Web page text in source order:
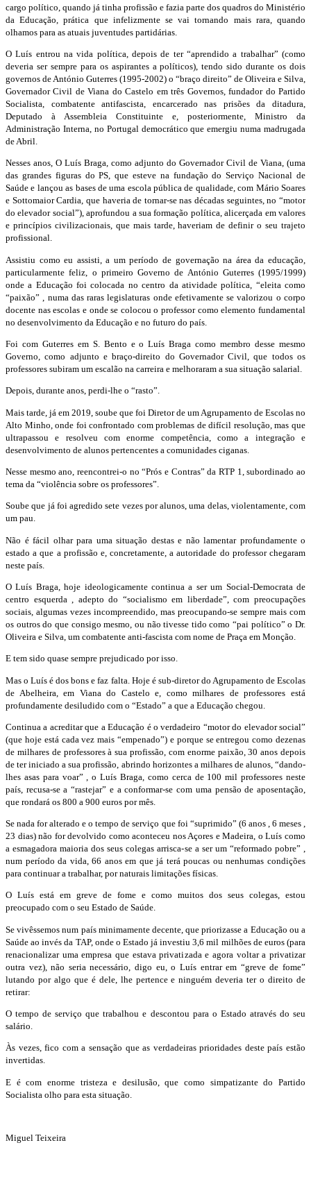
cargo político, quando já tinha profissão e fazia parte dos quadros do Ministério
da Educação, prática que infelizmente se vai tornando mais rara, quando
olhamos para as atuais juventudes partidárias.
O Luís entrou na vida política, depois de ter “aprendido a trabalhar” (como
deveria ser sempre para os aspirantes a políticos), tendo sido durante os dois
governos de António Guterres (1995-2002) o “braço direito” de Oliveira e Silva,
Governador Civil de Viana do Castelo em três Governos, fundador do Partido
Socialista, combatente antifascista, encarcerado nas prisões da ditadura,
Deputado à Assembleia Constituinte e, posteriormente, Ministro da
Administração Interna, no Portugal democrático que emergiu numa madrugada
de Abril.
Nesses anos, O Luís Braga, como adjunto do Governador Civil de Viana, (uma
das grandes figuras do PS, que esteve na fundação do Serviço Nacional de
Saúde e lançou as bases de uma escola pública de qualidade, com Mário Soares
e Sottomaior Cardia, que haveria de tornar-se nas décadas seguintes, no “motor
do elevador social”), aprofundou a sua formação política, alicerçada em valores
e princípios civilizacionais, que mais tarde, haveriam de definir o seu trajeto
profissional.
Assistiu como eu assisti, a um período de governação na área da educação,
particularmente feliz, o primeiro Governo de António Guterres (1995/1999)
onde a Educação foi colocada no centro da atividade política, “eleita como
“paixão” , numa das raras legislaturas onde efetivamente se valorizou o corpo
docente nas escolas e onde se colocou o professor como elemento fundamental
no desenvolvimento da Educação e no futuro do país.
Foi com Guterres em S. Bento e o Luís Braga como membro desse mesmo
Governo, como adjunto e braço-direito do Governador Civil, que todos os
professores subiram um escalão na carreira e melhoraram a sua situação salarial.
Depois, durante anos, perdi-lhe o “rasto”.
Mais tarde, já em 2019, soube que foi Diretor de um Agrupamento de Escolas no
Alto Minho, onde foi confrontado com problemas de difícil resolução, mas que
ultrapassou e resolveu com enorme competência, como a integração e
desenvolvimento de alunos pertencentes a comunidades ciganas.
Nesse mesmo ano, reencontrei-o no “Prós e Contras” da RTP 1, subordinado ao
tema da “violência sobre os professores”.
Soube que já foi agredido sete vezes por alunos, uma delas, violentamente, com
um pau.
Não é fácil olhar para uma situação destas e não lamentar profundamente o
estado a que a profissão e, concretamente, a autoridade do professor chegaram
neste país.
O Luís Braga, hoje ideologicamente continua a ser um Social-Democrata de
centro esquerda , adepto do “socialismo em liberdade”, com preocupações
sociais, algumas vezes incompreendido, mas preocupando-se sempre mais com
os outros do que consigo mesmo, ou não tivesse tido como “pai político” o Dr.
Oliveira e Silva, um combatente anti-fascista com nome de Praça em Monção.
E tem sido quase sempre prejudicado por isso.
Mas o Luís é dos bons e faz falta. Hoje é sub-diretor do Agrupamento de Escolas
de Abelheira, em Viana do Castelo e, como milhares de professores está
profundamente desiludido com o “Estado” a que a Educação chegou.
Continua a acreditar que a Educação é o verdadeiro “motor do elevador social”
(que hoje está cada vez mais “empenado”) e porque se entregou como dezenas
de milhares de professores à sua profissão, com enorme paixão, 30 anos depois
de ter iniciado a sua profissão, abrindo horizontes a milhares de alunos, “dando-
lhes asas para voar” , o Luís Braga, como cerca de 100 mil professores neste
país, recusa-se a “rastejar” e a conformar-se com uma pensão de aposentação,
que rondará os 800 a 900 euros por mês.
Se nada for alterado e o tempo de serviço que foi “suprimido” (6 anos , 6 meses ,
23 dias) não for devolvido como aconteceu nos Açores e Madeira, o Luís como
a esmagadora maioria dos seus colegas arrisca-se a ser um “reformado pobre” ,
num período da vida, 66 anos em que já terá poucas ou nenhumas condições
para continuar a trabalhar, por naturais limitações físicas.
O Luís está em greve de fome e como muitos dos seus colegas, estou
preocupado com o seu Estado de Saúde.
Se vivêssemos num país minimamente decente, que priorizasse a Educação ou a
Saúde ao invés da TAP, onde o Estado já investiu 3,6 mil milhões de euros (para
renacionalizar uma empresa que estava privatizada e agora voltar a privatizar
outra vez), não seria necessário, digo eu, o Luís entrar em “greve de fome”
lutando por algo que é dele, lhe pertence e ninguém deveria ter o direito de
retirar:
O tempo de serviço que trabalhou e descontou para o Estado através do seu
salário.
Às vezes, fico com a sensação que as verdadeiras prioridades deste país estão
invertidas.
E é com enorme tristeza e desilusão, que como simpatizante do Partido
Socialista olho para esta situação.
Miguel Teixeira